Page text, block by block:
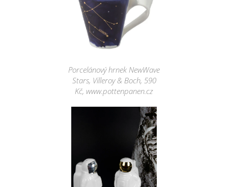
Porcelánový hrnek NewWave
Stars, Villeroy & Boch, 590
Kč, www.pottenpanen.cz